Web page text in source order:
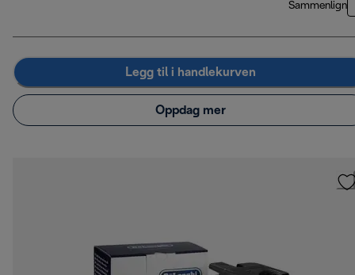
Sammenlign
Legg til i handlekurven
Oppdag mer